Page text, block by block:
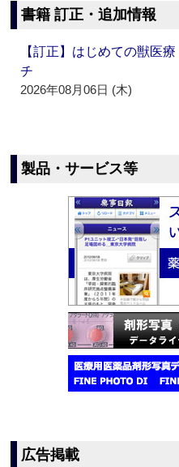
書籍 訂正・追加情報
【訂正】はじめての獣医
チ
2026年08月06日 (木)
製品・サービス等
広告掲載